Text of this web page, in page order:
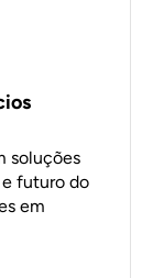
soluções
futuro do
em